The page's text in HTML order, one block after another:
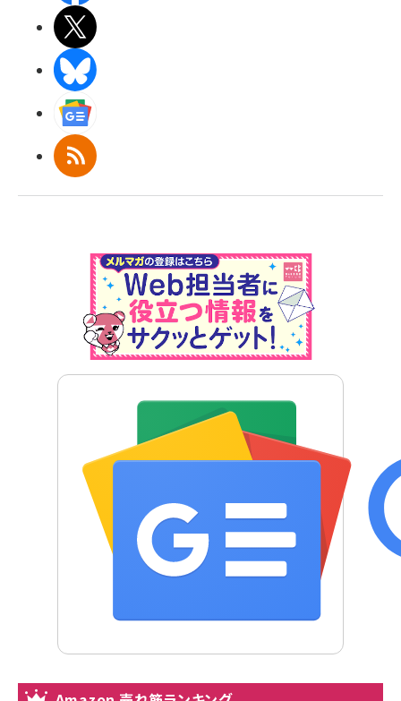
RSS